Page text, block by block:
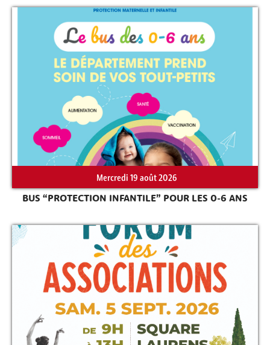
Mercredi 19 août 2026
BUS “PROTECTION INFANTILE” POUR LES 0-6 ANS